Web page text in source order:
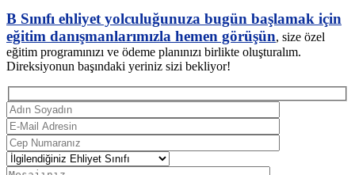
B Sınıfı ehliyet yolculuğunuza bugün başlamak için
eğitim danışmanlarımızla hemen görüşün, size özel
eğitim programınızı ve ödeme planınızı birlikte oluşturalım.
Direksiyonun başındaki yeriniz sizi bekliyor!